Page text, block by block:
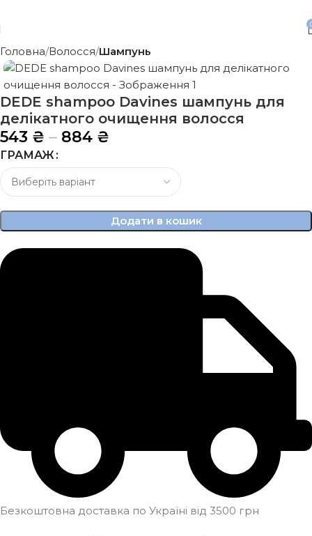
Головна Волосся Шампунь
DEDE shampoo Davines шампунь для
делікатного очищення волосся
543 ₴ – 884 ₴
ГРАМАЖ
Додати в кошик
Безкоштовна доставка по Україні від 3500 грн